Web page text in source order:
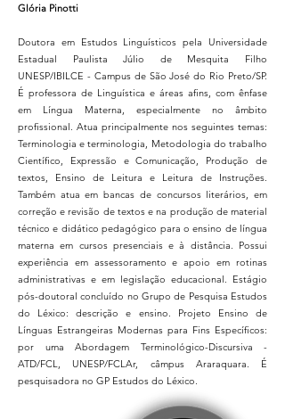
Glória Pinotti
Doutora em Estudos Linguísticos pela Universidade
Estadual Paulista Júlio de Mesquita Filho
UNESP/IBILCE - Campus de São José do Rio Preto/SP.
É professora de Linguística e áreas afins, com ênfase
em Língua Materna, especialmente no âmbito
profissional. Atua principalmente nos seguintes temas:
Terminologia e terminologia, Metodologia do trabalho
Científico, Expressão e Comunicação, Produção de
textos, Ensino de Leitura e Leitura de Instruções.
Também atua em bancas de concursos literários, em
correção e revisão de textos e na produção de material
técnico e didático pedagógico para o ensino de língua
materna em cursos presenciais e à distância. Possui
experiência em assessoramento e apoio em rotinas
administrativas e em legislação educacional. Estágio
pós-doutoral concluído no Grupo de Pesquisa Estudos
do Léxico: descrição e ensino. Projeto Ensino de
Línguas Estrangeiras Modernas para Fins Específicos:
por uma Abordagem Terminológico-Discursiva -
ATD/FCL, UNESP/FCLAr, câmpus Araraquara. É
pesquisadora no GP Estudos do Léxico.